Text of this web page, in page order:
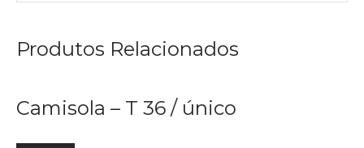
Produtos Relacionados
Camisola – T 36 / único